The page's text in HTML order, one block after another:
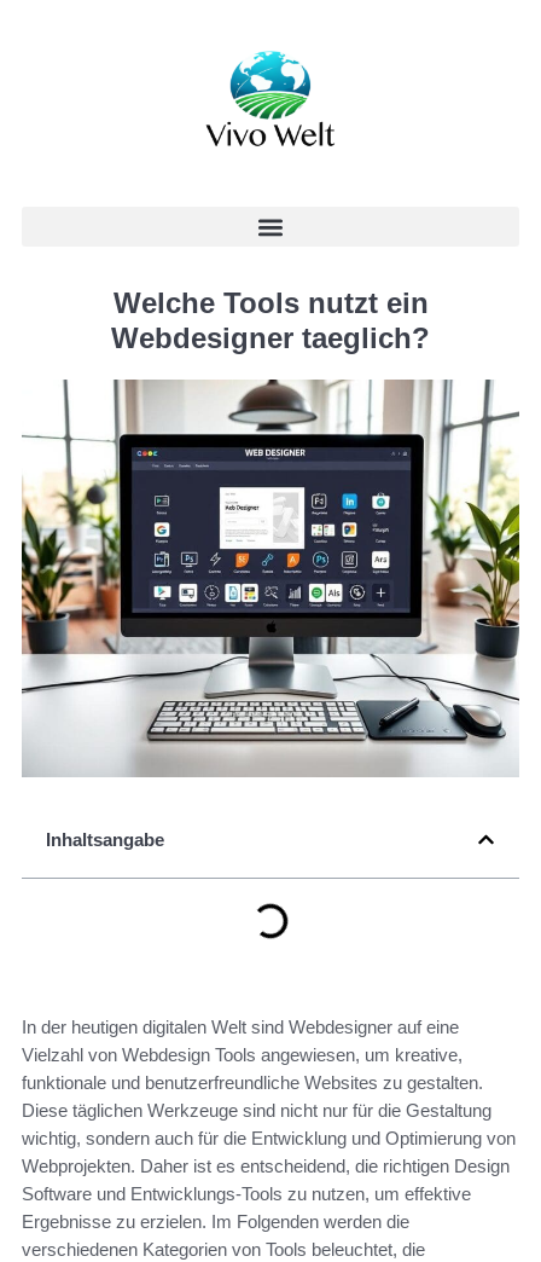
Welche Tools nutzt ein
Webdesigner taeglich?
Inhaltsangabe
In der heutigen digitalen Welt sind Webdesigner auf eine
Vielzahl von Webdesign Tools angewiesen, um kreative,
funktionale und benutzerfreundliche Websites zu gestalten.
Diese täglichen Werkzeuge sind nicht nur für die Gestaltung
wichtig, sondern auch für die Entwicklung und Optimierung von
Webprojekten. Daher ist es entscheidend, die richtigen Design
Software und Entwicklungs-Tools zu nutzen, um effektive
Ergebnisse zu erzielen. Im Folgenden werden die
verschiedenen Kategorien von Tools beleuchtet, die